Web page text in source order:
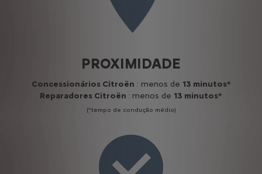
PROXIMIDADE
Concessionários Citroën : menos de 13 minutos*
Reparadores Citroën : menos de 13 minutos*
(*tempo de condução médio)